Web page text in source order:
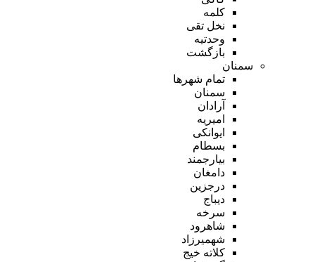
کلمه
نخل تقی
وحدتیه
بازگشت
سمنان
تمام شهر‌ها
سمنان
آرادان
امیریه
ایوانکی
بسطام
بیارجمند
دامغان
درجزین
دیباج
سرخه
شاهرود
شهمیرزاد
کلاته خیج